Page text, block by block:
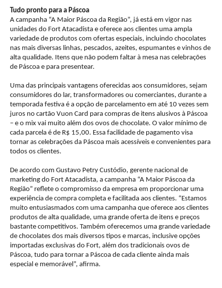
Tudo pronto para a Páscoa
A campanha “A Maior Páscoa da Região”, já está em vigor nas
unidades do Fort Atacadista e oferece aos clientes uma ampla
variedade de produtos com ofertas especiais, incluindo chocolates
nas mais diversas linhas, pescados, azeites, espumantes e vinhos de
alta qualidade. Itens que não podem faltar à mesa nas celebrações
de Páscoa e para presentear.
Uma das principais vantagens oferecidas aos consumidores, sejam
consumidores do lar, transformadores ou comerciantes, durante a
temporada festiva é a opção de parcelamento em até 10 vezes sem
juros no cartão Vuon Card para compras de itens alusivos à Páscoa
– e o mix vai muito além dos ovos de chocolate. O valor mínimo de
cada parcela é de R$ 15,00. Essa facilidade de pagamento visa
tornar as celebrações da Páscoa mais acessíveis e convenientes para
todos os clientes.
De acordo com Gustavo Petry Custódio, gerente nacional de
marketing do Fort Atacadista, a campanha “A Maior Páscoa da
Região” reflete o compromisso da empresa em proporcionar uma
experiência de compra completa e facilitada aos clientes. “Estamos
muito entusiasmados com uma campanha que oferece aos clientes
produtos de alta qualidade, uma grande oferta de itens e preços
bastante competitivos. Também oferecemos uma grande variedade
de chocolates dos mais diversos tipos e marcas, inclusive opções
importadas exclusivas do Fort, além dos tradicionais ovos de
Páscoa, tudo para tornar a Páscoa de cada cliente ainda mais
especial e memorável”, afirma.